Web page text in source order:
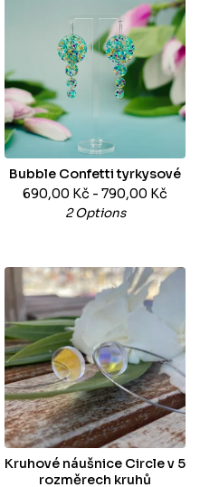
Bubble Confetti tyrkysové
690,00 Kč - 790,00 Kč
2 Options
Kruhové náušnice Circle v 5
rozměrech kruhů